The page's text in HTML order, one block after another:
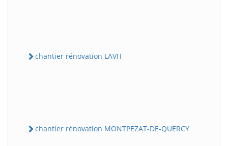
chantier rénovation LAVIT
chantier rénovation MONTPEZAT-DE-QUERCY